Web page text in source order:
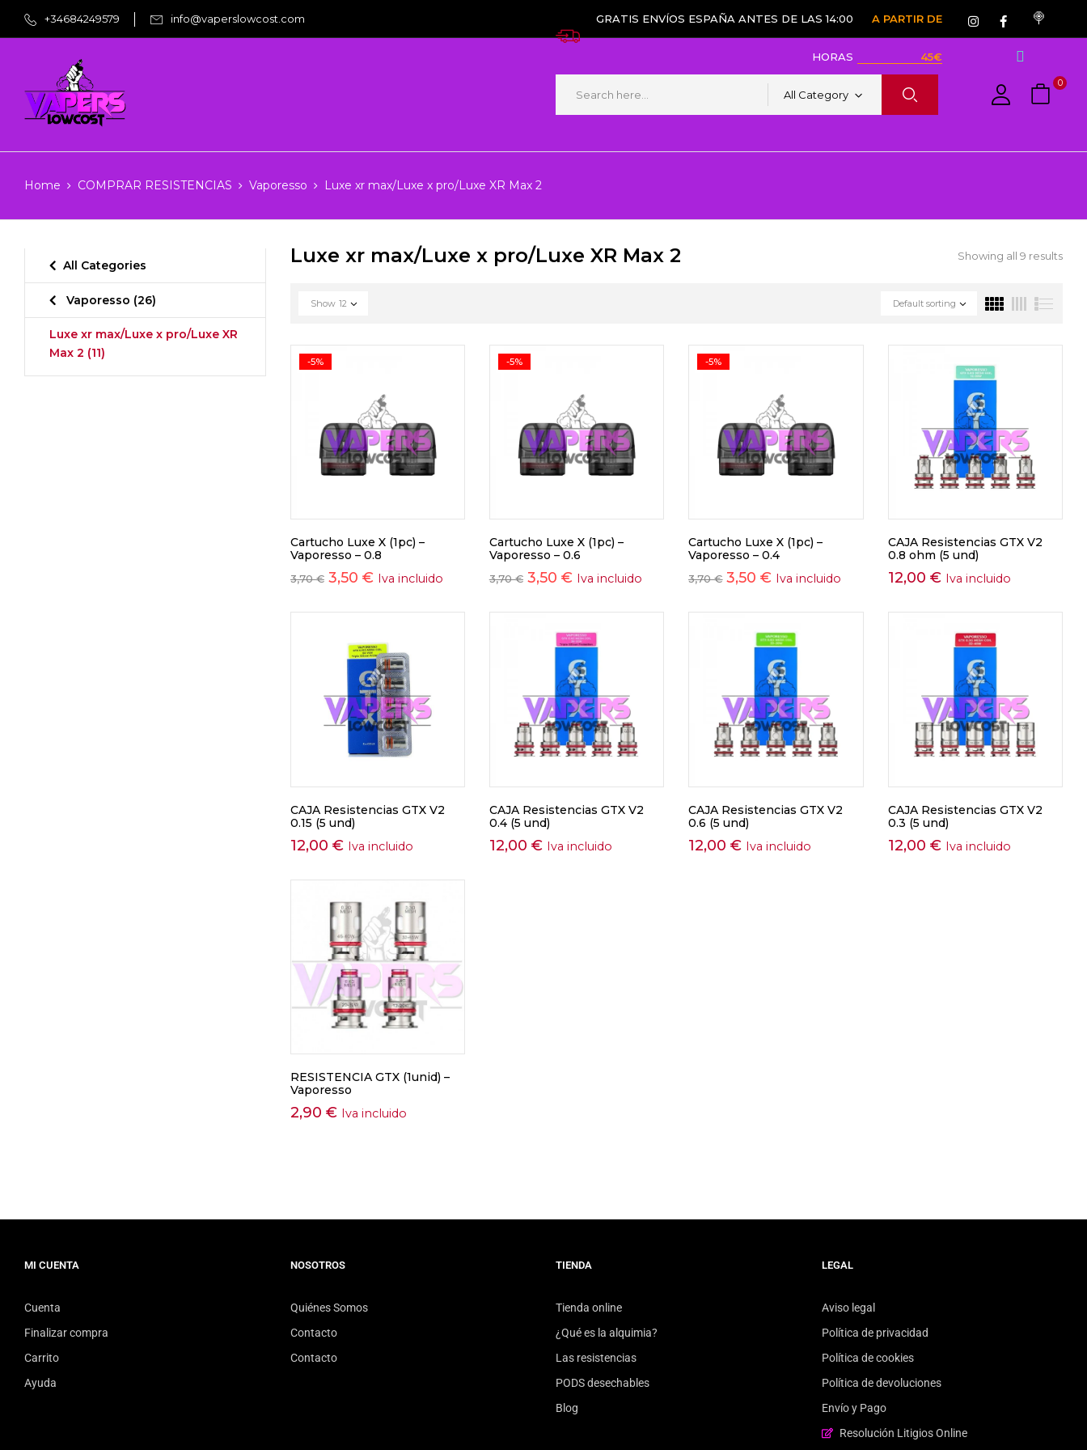
+34684249579 info@vaperslowcost.com GRATIS ENVÍOS ESPAÑA ANTES DE LAS 14:00
HORAS
A PARTIR DE
45€
All Category
0
Home COMPRAR RESISTENCIAS Vaporesso Luxe xr max/Luxe x pro/Luxe XR Max 2
All Categories
Vaporesso (26)
Luxe xr max/Luxe x pro/Luxe XR
Max 2 (11)
Luxe xr max/Luxe x pro/Luxe XR Max 2 Showing all 9 results
Default sorting
Show 12
-5%
Cartucho Luxe X (1pc) –
Vaporesso – 0.8
3,70€ 3,50 € Iva incluido
-5%
Cartucho Luxe X (1pc) –
Vaporesso – 0.6
3,70€ 3,50 € Iva incluido
-5%
Cartucho Luxe X (1pc) –
Vaporesso – 0.4
3,70€ 3,50€ Iva incluido
CAJA Resistencias GTX V2
0.8 ohm (5 und)
12,00 € Iva incluido
CAJA Resistencias GTX V2
0.15 (5 und)
12,00 € Iva incluido
CAJA Resistencias GTX V2
0.4 (5 und)
12,00 € Iva incluido
CAJA Resistencias GTX V2
0.6 (5 und)
12,00€ Iva incluido
CAJA Resistencias GTX V2
0.3 (5 und)
12,00 € Iva incluido
RESISTENCIA GTX (1unid) –
Vaporesso
2,90 € Iva incluido
MI CUENTA
Cuenta
Finalizar compra
Carrito
Ayuda
NOSOTROS
Quiénes Somos
Contacto
Contacto
TIENDA
Tienda online
¿Qué es la alquimia?
Las resistencias
PODS desechables
Blog
LEGAL
Aviso legal
Política de privacidad
Política de cookies
Política de devoluciones
Envío y Pago
Resolución Litigios Online